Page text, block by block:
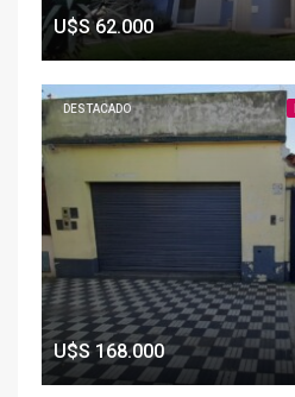
U$S62.000
DESTACADO
U$S168.000